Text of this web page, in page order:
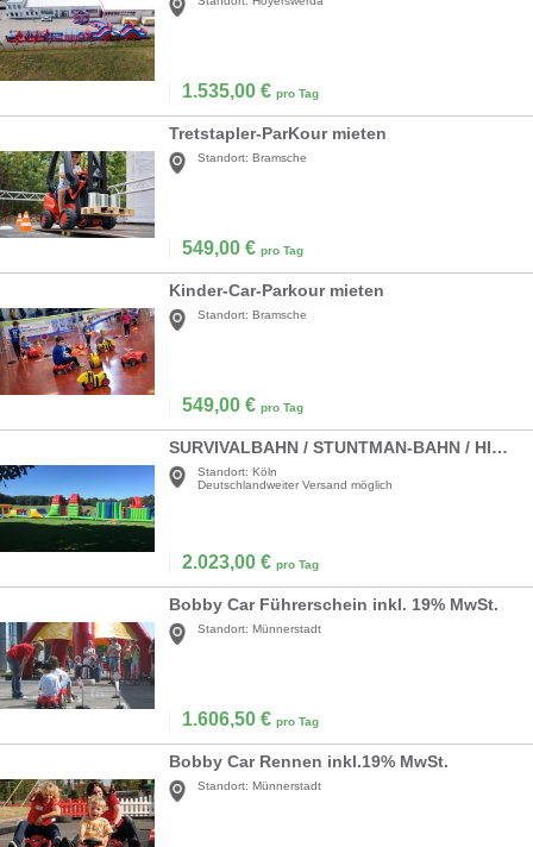
1.535,00 € pro Tag
Tretstapler-ParKour mieten
Standort: Bramsche
549,00 € pro Tag
Kinder-Car-Parkour mieten
Standort: Bramsche
549,00 € pro Tag
SURVIVALBAHN / STUNTMAN-BAHN / HINDERNIS-PARCOURS
Standort: Köln
Deutschlandweiter Versand möglich
2.023,00 € pro Tag
Bobby Car Führerschein inkl. 19% MwSt.
Standort: Münnerstadt
1.606,50 € pro Tag
Bobby Car Rennen inkl.19% MwSt.
Standort: Münnerstadt